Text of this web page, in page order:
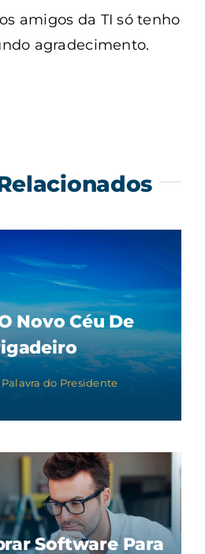
amigos da TI só tenho
agradecimento.
Novo Céu De
Palavra do Presidente
Software Para